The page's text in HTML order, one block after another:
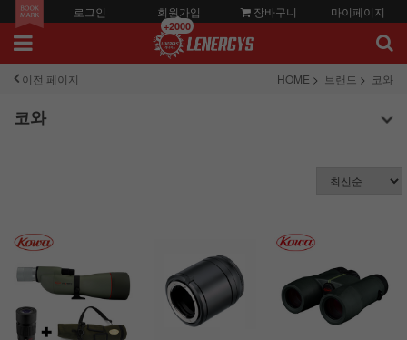
로그인 회원가입
+2000
장바구니 마이페이지
이전 페이지 HOME 브랜드 코와
코와